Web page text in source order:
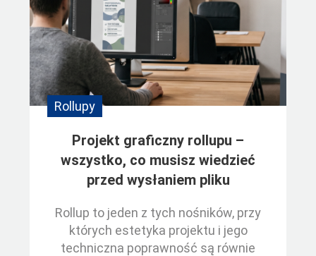
Rollupy
Projekt graficzny rollupu –
wszystko, co musisz wiedzieć
przed wysłaniem pliku
Rollup to jeden z tych nośników, przy
których estetyka projektu i jego
techniczna poprawność są równie